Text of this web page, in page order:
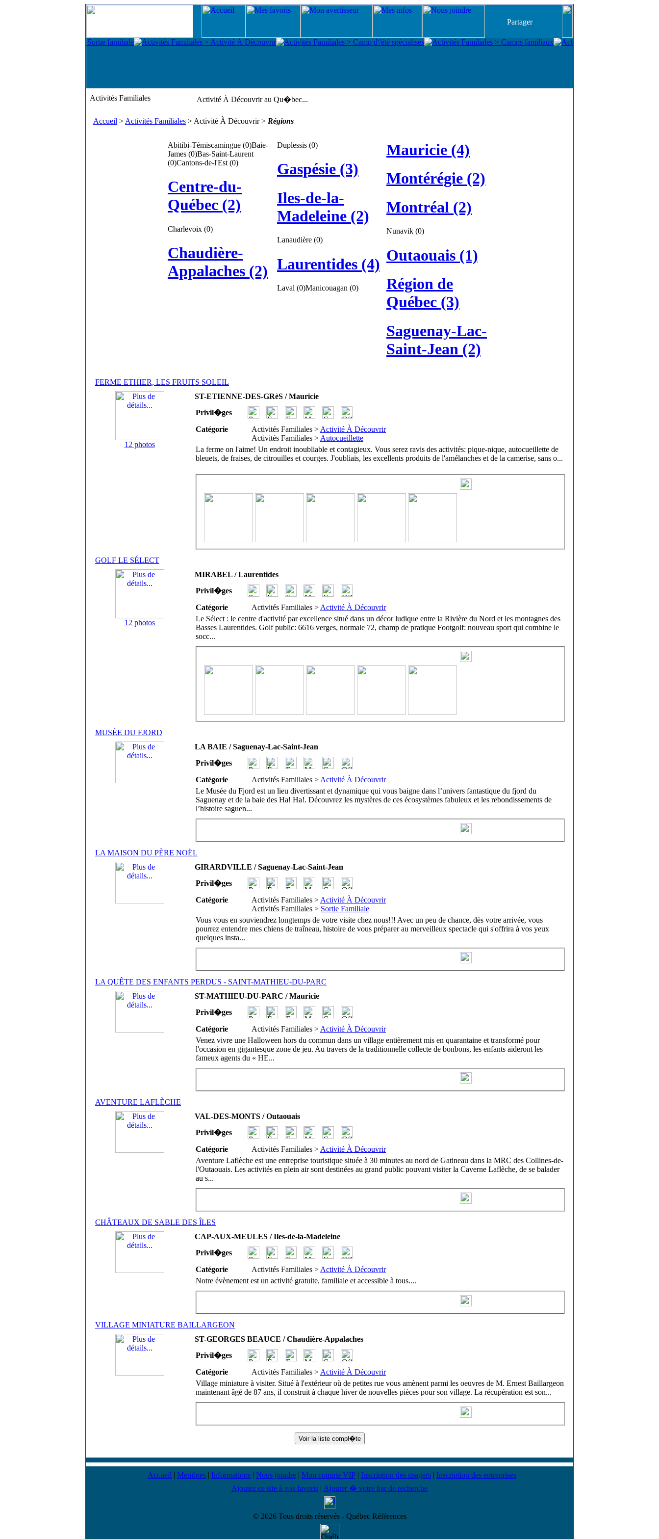
Partager
Activités Familiales Activité À Découvrir au Qu�bec...
Accueil > Activités Familiales > Activité À Découvrir > Régions
Abitibi-Témiscamingue (0)Baie-
James (0)Bas-Saint-Laurent
(0)Cantons-de-l'Est (0)
Centre-du-
Québec (2)
Charlevoix (0)
Chaudière-
Appalaches (2)
Duplessis (0)
Gaspésie (3)
Iles-de-la-
Madeleine (2)
Lanaudière (0)
Laurentides (4)
Laval (0)Manicouagan (0)
Mauricie (4)
Montérégie (2)
Montréal (2)
Nunavik (0)
Outaouais (1)
Région de
Québec (3)
Saguenay-Lac-
Saint-Jean (2)
FERME ETHIER, LES FRUITS SOLEIL
12 photos
ST-ETIENNE-DES-GRèS / Mauricie
Privil�ges
Catégorie
Activités Familiales > Activité À Découvrir
Activités Familiales > Autocueillette
La ferme on l'aime! Un endroit inoubliable et contagieux. Vous serez ravis des activités: pique-nique, autocueillette de
bleuets, de fraises, de citrouilles et courges. J'oubliais, les excellents produits de l'amélanches et de la camerise, sans o...
GOLF LE SÉLECT
12 photos
MIRABEL / Laurentides
Privil�ges
Catégorie
Activités Familiales > Activité À Découvrir
Le Sélect : le centre d'activité par excellence situé dans un décor ludique entre la Rivière du Nord et les montagnes des
Basses Laurentides. Golf public: 6616 verges, normale 72, champ de pratique Footgolf: nouveau sport qui combine le
socc...
MUSÉE DU FJORD
LA BAIE / Saguenay-Lac-Saint-Jean
Privil�ges
Catégorie
Activités Familiales > Activité À Découvrir
Le Musée du Fjord est un lieu divertissant et dynamique qui vous baigne dans l’univers fantastique du fjord du
Saguenay et de la baie des Ha! Ha!. Découvrez les mystères de ces écosystèmes fabuleux et les rebondissements de
l’histoire saguen...
LA MAISON DU PÈRE NOËL
GIRARDVILLE / Saguenay-Lac-Saint-Jean
Privil�ges
Catégorie
Activités Familiales > Activité À Découvrir
Activités Familiales > Sortie Familiale
Vous vous en souviendrez longtemps de votre visite chez nous!!! Avec un peu de chance, dès votre arrivée, vous
pourrez entendre mes chiens de traîneau, histoire de vous préparer au merveilleux spectacle qui s'offrira à vos yeux
quelques insta...
LA QUÊTE DES ENFANTS PERDUS - SAINT-MATHIEU-DU-PARC
ST-MATHIEU-DU-PARC / Mauricie
Privil�ges
Catégorie
Activités Familiales > Activité À Découvrir
Venez vivre une Halloween hors du commun dans un village entièrement mis en quarantaine et transformé pour
l'occasion en gigantesque zone de jeu. Au travers de la traditionnelle collecte de bonbons, les enfants aideront les
fameux agents du « HE...
AVENTURE LAFLÈCHE
VAL-DES-MONTS / Outaouais
Privil�ges
Catégorie
Activités Familiales > Activité À Découvrir
Aventure Laflèche est une entreprise touristique située à 30 minutes au nord de Gatineau dans la MRC des Collines-de-
l'Outaouais. Les activités en plein air sont destinées au grand public pouvant visiter la Caverne Laflèche, de se balader
au s...
CHÂTEAUX DE SABLE DES ÎLES
CAP-AUX-MEULES / Iles-de-la-Madeleine
Privil�ges
Catégorie
Activités Familiales > Activité À Découvrir
Notre évènement est un activité gratuite, familiale et accessible à tous....
VILLAGE MINIATURE BAILLARGEON
ST-GEORGES BEAUCE / Chaudière-Appalaches
Privil�ges
Catégorie
Activités Familiales > Activité À Découvrir
Village miniature à visiter. Situé à l'extérieur où de petites rue vous amènent parmi les oeuvres de M. Ernest Baillargeon
maintenant âgé de 87 ans, il construit à chaque hiver de nouvelles pièces pour son village. La récupération est son...
Accueil | Membres | Informations | Nous joindre | Mon compte VIP | Inscription des usagers | Inscription des entreprises
Ajoutez ce site à vos favoris | Ajouter � votre bar de recherche
© 2026 Tous droits réservés - Québec Références